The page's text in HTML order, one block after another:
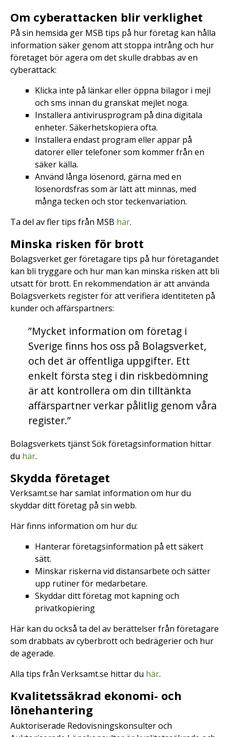
Om cyberattacken blir verklighet
På sin hemsida ger MSB tips på hur företag kan hålla
information säker genom att stoppa intrång och hur
företaget bör agera om det skulle drabbas av en
cyberattack:
Klicka inte på länkar eller öppna bilagor i mejl
och sms innan du granskat mejlet noga.
Installera antivirusprogram på dina digitala
enheter. Säkerhetskopiera ofta.
Installera endast program eller appar på
datorer eller telefoner som kommer från en
säker källa.
Använd långa lösenord, gärna med en
lösenordsfras som är lätt att minnas, med
många tecken och stor teckenvariation.
Ta del av fler tips från MSB här.
Minska risken för brott
Bolagsverket ger företagare tips på hur företagandet
kan bli tryggare och hur man kan minska risken att bli
utsatt för brott. En rekommendation är att använda
Bolagsverkets register för att verifiera identiteten på
kunder och affärspartners:
”Mycket information om företag i
Sverige finns hos oss på Bolagsverket,
och det är offentliga uppgifter. Ett
enkelt första steg i din riskbedömning
är att kontrollera om din tilltänkta
affärspartner verkar pålitlig genom våra
register.”
Bolagsverkets tjänst Sök företagsinformation hittar
du här.
Skydda företaget
Verksamt.se har samlat information om hur du
skyddar ditt företag på sin webb.
Här finns information om hur du:
Hanterar företagsinformation på ett säkert
sätt.
Minskar riskerna vid distansarbete och sätter
upp rutiner för medarbetare.
Skyddar ditt företag mot kapning och
privatkopiering
Här kan du också ta del av berättelser från företagare
som drabbats av cyberbrott och bedrägerier och hur
de agerade.
Alla tips från Verksamt.se hittar du här.
Kvalitetssäkrad ekonomi- och
lönehantering
Auktoriserade Redovisningskonsulter och